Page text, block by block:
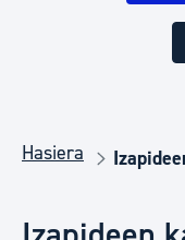
Hasiera